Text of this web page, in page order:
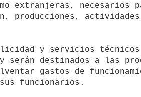
extranjeras, necesarios
producciones,
destinados a las
gastos de
funcionarios.